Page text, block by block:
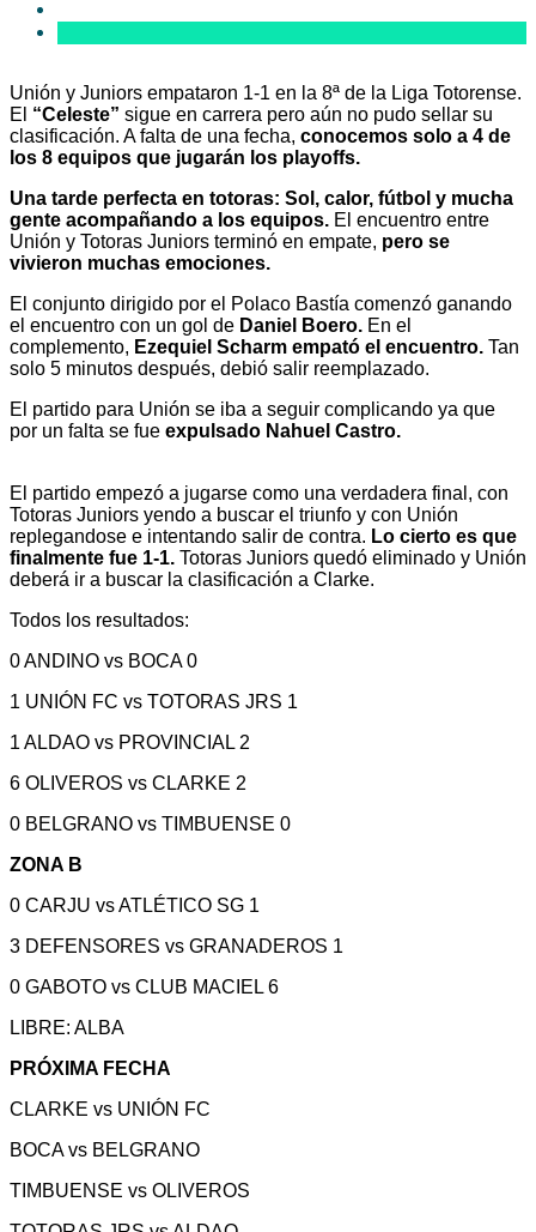
Unión y Juniors empataron 1-1 en la 8ª de la Liga Totorense.
El “Celeste” sigue en carrera pero aún no pudo sellar su
clasificación. A falta de una fecha, conocemos solo a 4 de
los 8 equipos que jugarán los playoffs.
Una tarde perfecta en totoras: Sol, calor, fútbol y mucha
gente acompañando a los equipos. El encuentro entre
Unión y Totoras Juniors terminó en empate, pero se
vivieron muchas emociones.
El conjunto dirigido por el Polaco Bastía comenzó ganando
el encuentro con un gol de Daniel Boero. En el
complemento, Ezequiel Scharm empató el encuentro. Tan
solo 5 minutos después, debió salir reemplazado.
El partido para Unión se iba a seguir complicando ya que
por un falta se fue expulsado Nahuel Castro.
El partido empezó a jugarse como una verdadera final, con
Totoras Juniors yendo a buscar el triunfo y con Unión
replegandose e intentando salir de contra. Lo cierto es que
finalmente fue 1-1. Totoras Juniors quedó eliminado y Unión
deberá ir a buscar la clasificación a Clarke.
Todos los resultados:
0 ANDINO vs BOCA 0
1 UNIÓN FC vs TOTORAS JRS 1
1 ALDAO vs PROVINCIAL 2
6 OLIVEROS vs CLARKE 2
0 BELGRANO vs TIMBUENSE 0
ZONA B
0 CARJU vs ATLÉTICO SG 1
3 DEFENSORES vs GRANADEROS 1
0 GABOTO vs CLUB MACIEL 6
LIBRE: ALBA
PRÓXIMA FECHA
CLARKE vs UNIÓN FC
BOCA vs BELGRANO
TIMBUENSE vs OLIVEROS